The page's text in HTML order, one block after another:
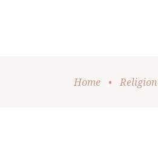
Home • Religion